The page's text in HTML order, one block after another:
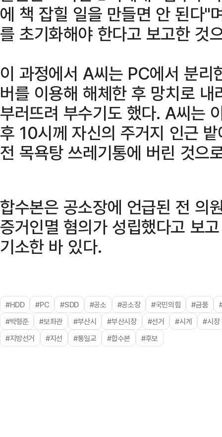
에 책 잡힐 일을 만들면 안 된다"
를 초기화해야 한다고 보고한 것
이 과정에서 A씨는 PC에서 분
버를 이용해 해체한 후 망치로
부러뜨려 부수기도 했다. A씨는
후 10시께 자신의 주거지 인근
전 목욕탕 쓰레기통에 버린 것으
합수본은 공소장에 언급된 전 의
증거인멸 혐의가 성립했다고 보
기소한 바 있다.
#HDD #PC #SDD #공소 #공소장 #국민의힘 #금품
#박형준
#보좌관 #부산시 #부산시장 #선거 #시계
#시장
#지방선거
#지선 #통일교 #합수본 #후보